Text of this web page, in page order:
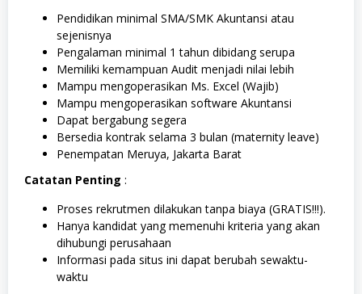
Pendidikan minimal SMA/SMK Akuntansi atau
sejenisnya
Pengalaman minimal 1 tahun dibidang serupa
Memiliki kemampuan Audit menjadi nilai lebih
Mampu mengoperasikan Ms. Excel (Wajib)
Mampu mengoperasikan software Akuntansi
Dapat bergabung segera
Bersedia kontrak selama 3 bulan (maternity leave)
Penempatan Meruya, Jakarta Barat
Catatan Penting :
Proses rekrutmen dilakukan tanpa biaya (GRATIS!!!).
Hanya kandidat yang memenuhi kriteria yang akan
dihubungi perusahaan
Informasi pada situs ini dapat berubah sewaktu-
waktu